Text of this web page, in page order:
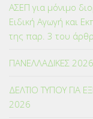
ΑΣΕΠ για μόνιμο
Ειδική Αγωγή και
της παρ. 3 του
ΠΑΝΕΛΛΑΔΙΚΕΣ
ΔΕΛΤΙΟ ΤΥΠΟΥ ΓΙΑ
2026